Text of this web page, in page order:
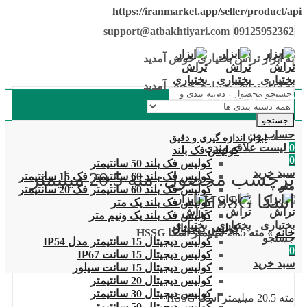
https://iranmarket.app/seller/product/api
support@atbakhtiyari.com 09125952362
به ابزار تراش بختیاری خوش آمدید
به ابزار تراش بختیاری خوش آمدید
جستجو
حساب من
0 لیست علاقه مندی
0
سبد خرید
منو
جستجو
0
سبد خرید
دسته بندی محصولات
ابزار اندازه گیری و دقیق
کولیس فک بلند
کولیس فک بلند 50 سانتیمتر
کولیس فک بلند 60 سانتیمتر فک 15 سانتیمتر
کولیس فک بلند 60 سانتیمتر فک 20 سانتیمتر
کولیس فک بلند یک متر
کولیس فک بلند یک ونیم متر
کولیس دیجیتال
کولیس دیجیتال 15 سانتیمتر مدل IP54
کولیس دیجیتال 15 سانت IP67
کولیس دیجیتال 15 سانت سیلور
کولیس دیجیتال 20 سانتیمتر
کولیس دیجیتال 30 سانتیمتر
برچسب محصول: مته 20.5 میلیمتر
اسکا HSSG
خانه»مته 20.5 میلیمتر اسکا HSSG
مته 20.5 میلیمتر اسکا HSSG